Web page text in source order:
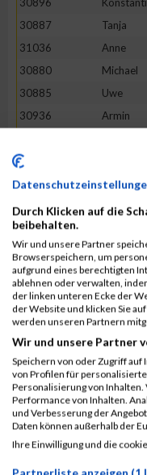
30887
Tanja
31036
Anne
30880
Michael
30885
Uwe
30936
Armin
30966
30928
Rainer
31193
Michael
30945
31045
Yvonne
30952
Susanne
30899
Juri
30905
Robert
31064
Korbinian
31198
Nicole
30944
Gabriele
31086
Bernhard
30927
Michael
Durch Klicken auf die
beibehalten.
Wir und unsere Partner
Browserspeichern, um
aufgrund eines berechtigten
ablehnen oder verwalten,
der linken unteren Ecke der
der Website und klicken Sie
werden unseren Partnern
Wir und unsere Partner
Speichern von oder Zugriff
von Profilen für
Personalisierung von
Performance von Inhalten.
und Verbesserung der
Daten können außerhalb der
Ihre Einwilligung und die